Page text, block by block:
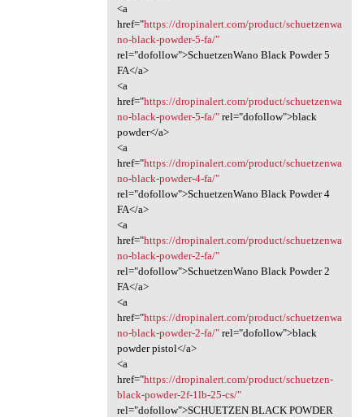
<a
href="https://dropinalert.com/product/schuetzenwa
no-black-powder-5-fa/"
rel="dofollow">SchuetzenWano Black Powder 5
FA</a>
<a
href="https://dropinalert.com/product/schuetzenwa
no-black-powder-5-fa/"rel="dofollow">black
powder</a>
<a
href="https://dropinalert.com/product/schuetzenwa
no-black-powder-4-fa/"
rel="dofollow">SchuetzenWano Black Powder 4
FA</a>
<a
href="https://dropinalert.com/product/schuetzenwa
no-black-powder-2-fa/"
rel="dofollow">SchuetzenWano Black Powder 2
FA</a>
<a
href="https://dropinalert.com/product/schuetzenwa
no-black-powder-2-fa/"rel="dofollow">black
powder pistol</a>
<a
href="https://dropinalert.com/product/schuetzen-
black-powder-2f-1lb-25-cs/"
rel="dofollow">SCHUETZEN BLACK POWDER